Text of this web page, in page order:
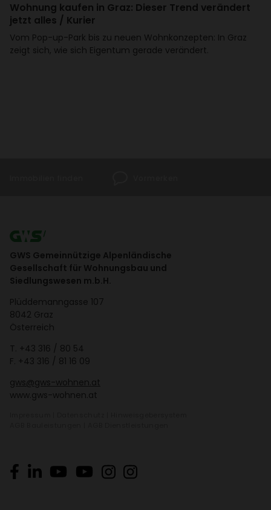
Wohnung kaufen in Graz: Dieser Trend verän­dert
jetzt alles / Kurier
Vom Pop-up-Park bis zu neuen Wohn­kon­zepten: In Graz
zeigt sich, wie sich Eigentum gerade verän­dert.
GWS Gemeinnützige Alpenländische
Gesellschaft für Wohnungsbau und
Siedlungswesen m.b.H.
Plüd­de­mann­gasse 107
8042 Graz
Öster­reich
T. +43 316 / 80 54
F. +43 316 / 81 16 09
gws@gws-wohnen.at
www.gws-wohnen.at